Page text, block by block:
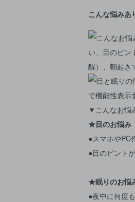
こんな悩みあ
▼こんなお悩
★目のお悩み
●スマホやPC
●目のピント
★眠りのお悩
●夜中に何度